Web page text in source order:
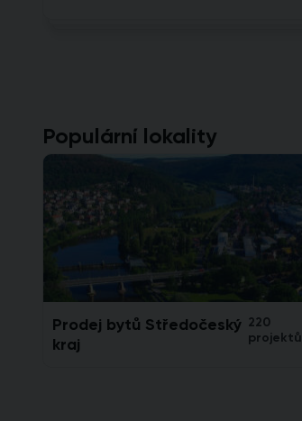
Populární lokality
Prodej bytů Středočeský
kraj
220
projektů